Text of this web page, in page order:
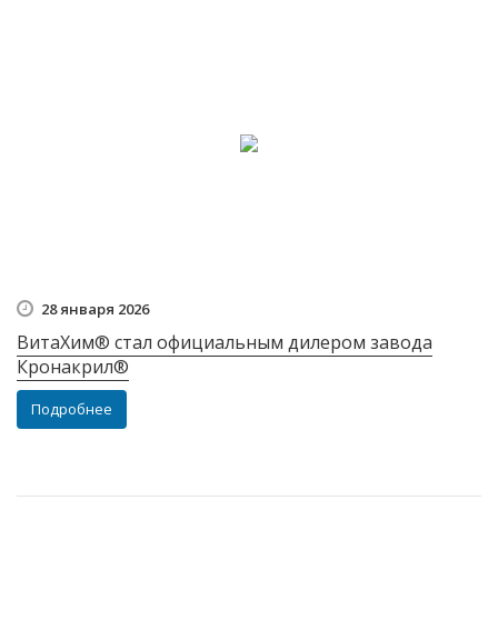
28 января 2026
ВитаХим® стал официальным дилером завода
Кронакрил®
Подробнее